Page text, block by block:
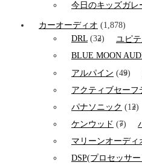
今日のキッズガレ
カーオーディオ (1,878)
DRL (32) ユピ
BLUE MOON
アルパイン (49)
アクティブセーフ
パナソニック (12)
ケンウッド (7)
マリーンオーディ
DSP(プロセッサー